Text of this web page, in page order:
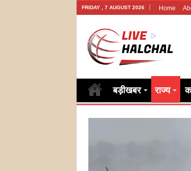
FRIDAY , 7 AUGUST 2026 Home
बड़ीखबर राज्य